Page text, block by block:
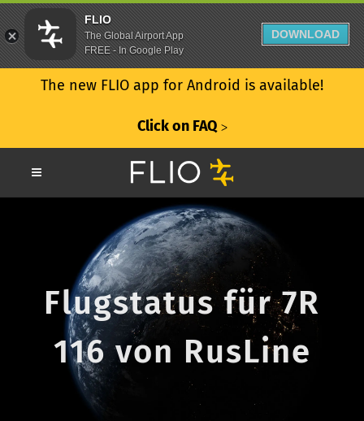
The new FLIO app for Android is available!
Click on FAQ ᐳ
Flugstatus für 7R
116 von RusLine
FLIO
The Global Airport App
FREE - In Google Play
DOWNLOAD